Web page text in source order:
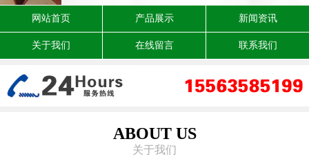
网站首页 产品展示 新闻资讯
关于我们 在线留言 联系我们
ABOUT US
关于我们